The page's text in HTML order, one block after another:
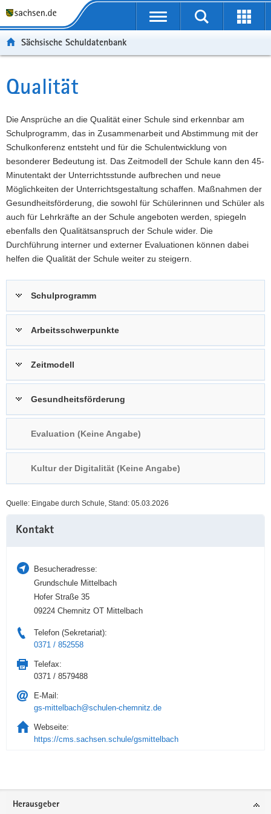
t
ü
e
r
g
r
e
i
f
e
n
d
e
i
g
o
n
r
l
a
v
i
g
a
t
i
o
n
a
t
n
h
a
l
t
W
t
r
e
I
n
f
o
r
m
a
t
i
r
i
c
e
Portalübergreifende
Suche
Sächsische Schuldatenbank
Hauptinhalt
Qualität
Die Ansprüche an die Qualität einer Schule sind erkennbar am
Schulprogramm, das in Zusammenarbeit und Abstimmung mit der
Schulkonferenz entsteht und für die Schulentwicklung von
besonderer Bedeutung ist. Das Zeitmodell der Schule kann den 45-
Minutentakt der Unterrichtsstunde aufbrechen und neue
Möglichkeiten der Unterrichtsgestaltung schaffen. Maßnahmen der
Gesundheitsförderung, die sowohl für Schülerinnen und Schüler als
auch für Lehrkräfte an der Schule angeboten werden, spiegeln
ebenfalls den Qualitätsanspruch der Schule wider. Die
Durchführung interner und externer Evaluationen können dabei
helfen die Qualität der Schule weiter zu steigern.
Schulprogramm
Arbeitsschwerpunkte
Zeitmodell
Gesundheitsförderung
Evaluation (Keine Angabe)
Kultur der Digitalität (Keine Angabe)
Quelle: Eingabe durch Schule, Stand: 05.03.2026
Information
Kontakt
Besucheradresse:
Grundschule Mittelbach
Hofer Straße 35
09224 Chemnitz OT Mittelbach
Telefon (Sekretariat):
0371 / 852558
Telefax:
0371 / 8579488
E-Mail:
gs-mittelbach@schulen-chemnitz.de
Webseite:
https://cms.sachsen.schule/gsmittelbach
Service
Herausgeber